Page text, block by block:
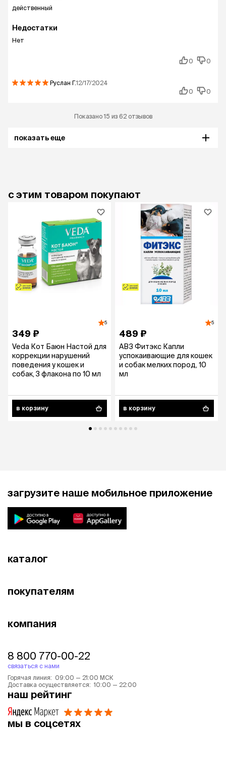
действенный
Недостатки
Нет
0 0
Руслан Г.12/17/2024
0
0
Показано 15 из 62 отзывов
показать еще
с этим товаром покупают
5
349 ₽
Veda Кот Баюн Настой для
коррекции нарушений
поведения у кошек и
собак, 3 флакона по 10 мл
в корзину
5
489 ₽
АВЗ Фитэкс Капли
успокаивающие для кошек
и собак мелких пород, 10
мл
в корзину
загрузите наше мобильное приложение
каталог
покупателям
компания
8 800 770-00-22
связаться с нами
Горячая линия: 09:00 — 21:00 МСК
Доставка осуществляется: 10:00 — 22:00
наш рейтинг
мы в соцсетях